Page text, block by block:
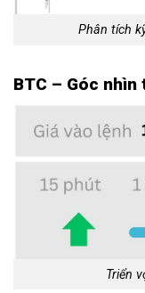
Phân tích
BTC – Góc
Triển